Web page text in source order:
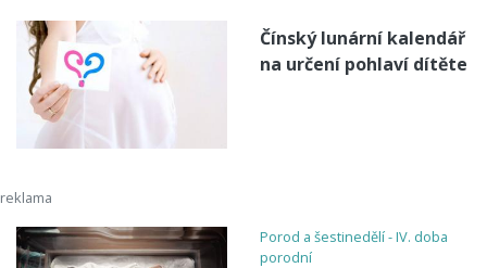
Čínský lunární kalendář
na určení pohlaví dítěte
Porod a šestinedělí - IV. doba
porodní